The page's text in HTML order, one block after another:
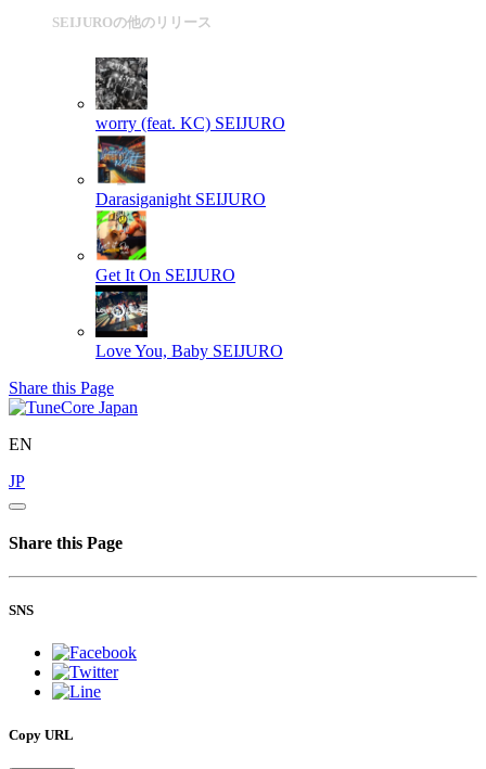
SEIJUROの他のリリース
worry (feat. KC) SEIJURO
Darasiganight SEIJURO
Get It On SEIJURO
Love You, Baby SEIJURO
Share this Page
EN
JP
Share this Page
SNS
Copy URL